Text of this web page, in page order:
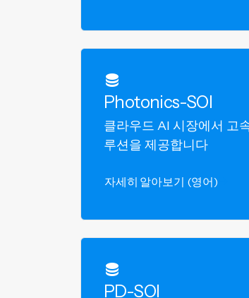
Photonics-SOI
클라우드 AI 시장에서 고
루션을 제공합니다
자세히 알아보기 (영어)
PD-SOI